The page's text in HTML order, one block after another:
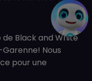
Black and White
Nous
pour une